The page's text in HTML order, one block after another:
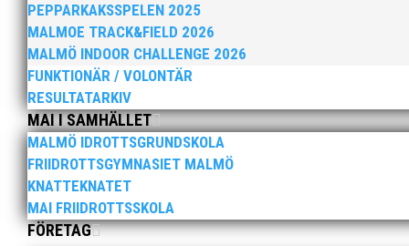
PEPPARKAKSSPELEN 2025
MALMOE TRACK&FIELD 2026
MALMÖ INDOOR CHALLENGE 2026
FUNKTIONÄR / VOLONTÄR
RESULTATARKIV
MAI I SAMHÄLLET
MALMÖ IDROTTSGRUNDSKOLA
FRIIDROTTSGYMNASIET MALMÖ
KNATTEKNATET
MAI FRIIDROTTSSKOLA
FÖRETAG
I mitten på förra veckan fylldes Atleticum med
plats tävlade mot varandra i friidrottsgrenarna: 60m,